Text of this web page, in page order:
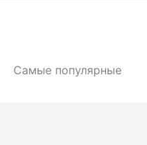
Самые популярные